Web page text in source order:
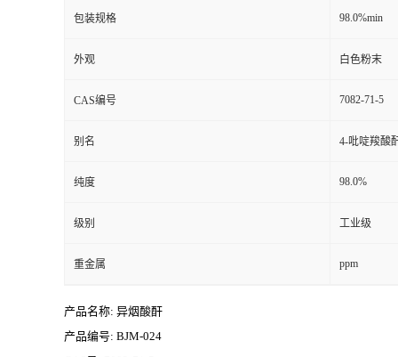
包装规格 98.0%min
外观 白色粉末
CAS编号 7082-71-5
别名 4-吡啶羧酸
纯度 98.0%
级别 工业级
重金属 ppm
产品名称: 异烟酸酐
产品编号: BJM-024